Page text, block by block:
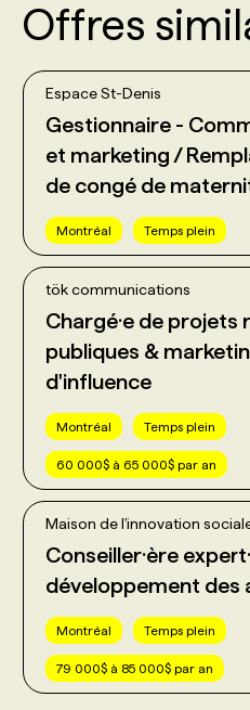
Offres
Espace St-Denis
Gestionnaire -
et marketing /
de congé de
Montréal Temps plein
tök communications
Chargé·e de projets
publiques &
d'influence
Montréal Temps plein
60 000$ à 65 000$ par an
Maison de l'innovation
Conseiller·ère
développement des
Montréal Temps plein
79 000$ à 85 000$ par an